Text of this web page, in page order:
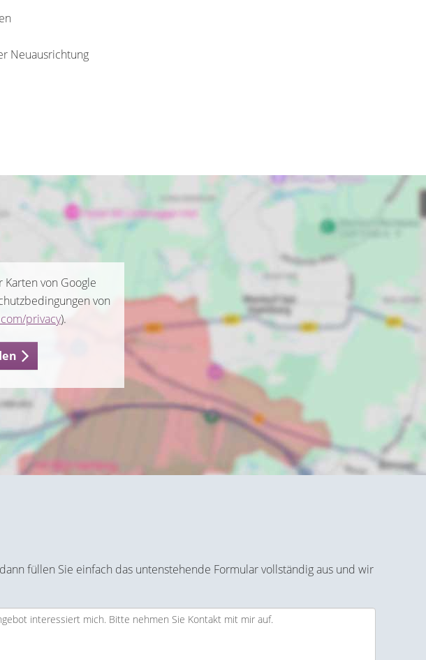
Neuausrichtung
von Google
von
privacy).
füllen Sie einfach das untenstehende Formular vollständig aus und wir